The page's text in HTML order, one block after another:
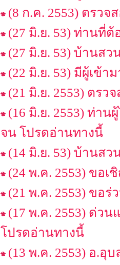
(8 ก.ค. 2553) ตรว
(27 มิ.ย. 53) ท่านที่
(27 มิ.ย. 53) บ้านส
(22 มิ.ย. 53) มีผู้เข้า
(21 มิ.ย. 2553) ตรว
(16 มิ.ย. 2553) ท่า
จน โปรดอ่านทางนี้
(14 มิ.ย. 53) บ้านสว
(24 พ.ค. 2553) ขอ
(21 พ.ค. 2553) ขอ
(17 พ.ค. 2553) ด่ว
โปรดอ่านทางนี้
(13 พ.ค. 2553) อ.อุ